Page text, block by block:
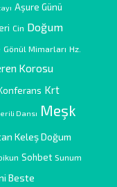
Aşure Günü
Cin Doğum
Gönül Mimarları Hz.
Korosu
Krt
Dansı Meşk
Keleş Doğum
Sohbet Sunum
Beste